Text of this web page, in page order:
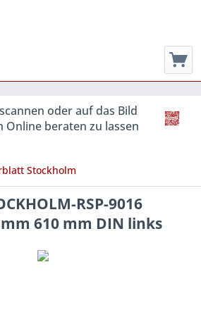
oder auf das Bild
Online beraten zu lassen
Stockholm
RSP-9016
610 mm DIN links